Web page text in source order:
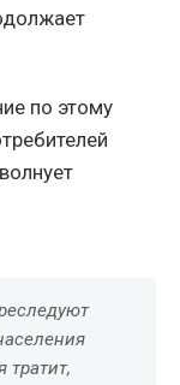
по этому
тратит,